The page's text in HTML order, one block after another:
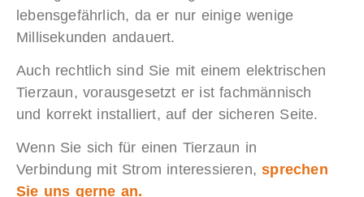
lebensgefährlich, da er nur einige wenige
Millisekunden andauert.
Auch rechtlich sind Sie mit einem elektrischen
Tierzaun, vorausgesetzt er ist fachmännisch
und korrekt installiert, auf der sicheren Seite.
Wenn Sie sich für einen Tierzaun in
Verbindung mit Strom interessieren,sprechen
Sie uns gerne an.